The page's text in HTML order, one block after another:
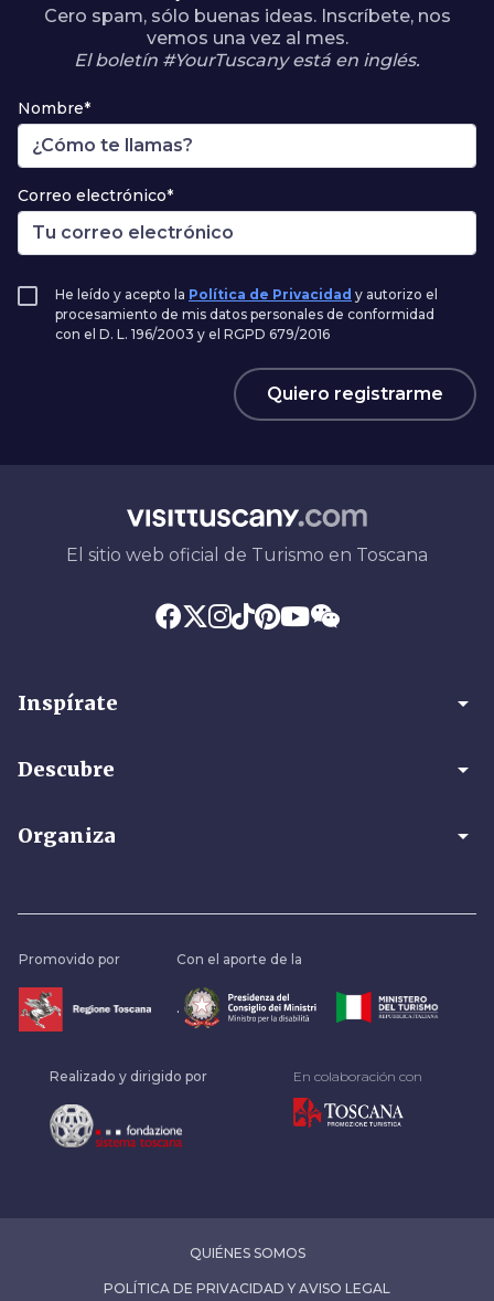
Cero spam, sólo buenas ideas. Inscríbete, nos
vemos una vez al mes.
El boletín #YourTuscany está en inglés.
Nombre*
Correo electrónico*
He leído y acepto la Política de Privacidad y autorizo el
procesamiento de mis datos personales de conformidad
con el D. L. 196/2003 y el RGPD 679/2016
Quiero registrarme
El sitio web oficial de Turismo en Toscana
Inspírate arrow_drop_down
Descubre arrow_drop_down
Organiza arrow_drop_down
Promovido por Con el aporte de la
.
Realizado y dirigido por En colaboración con
QUIÉNES SOMOS
POLÍTICA DE PRIVACIDAD Y AVISO LEGAL